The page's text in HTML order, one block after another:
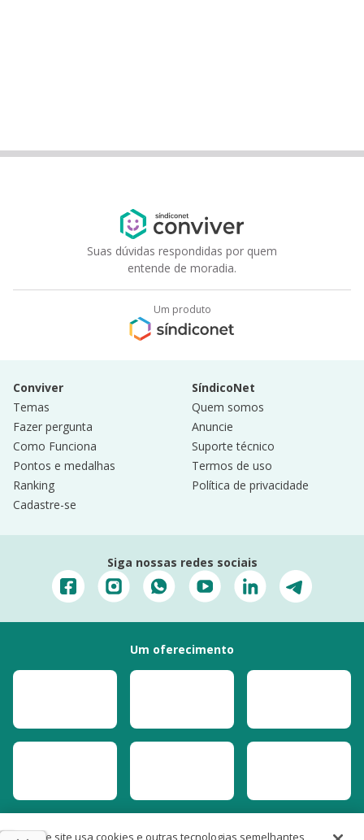
Suas dúvidas respondidas por quem
entende de moradia.
Um produto
Conviver
Temas
Fazer pergunta
Como Funciona
Pontos e medalhas
Ranking
Cadastre-se
SíndicoNet
Quem somos
Anuncie
Suporte técnico
Termos de uso
Política de privacidade
Siga nossas redes sociais
Um oferecimento
Este site usa cookies e outras tecnologias semelhantes